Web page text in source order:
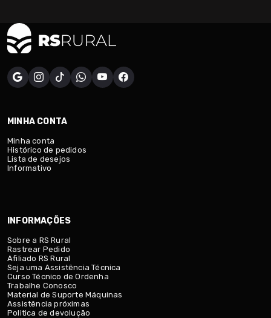
MINHA CONTA
Minha conta
Histórico de pedidos
Lista de desejos
Informativo
INFORMAÇÕES
Sobre a RS Rural
Rastrear Pedido
Afiliado RS Rural
Seja uma Assistência Técnica
Curso Técnico de Ordenha
Trabalhe Conosco
Material de Suporte Máquinas
Assistência próximas
Politica de devolução